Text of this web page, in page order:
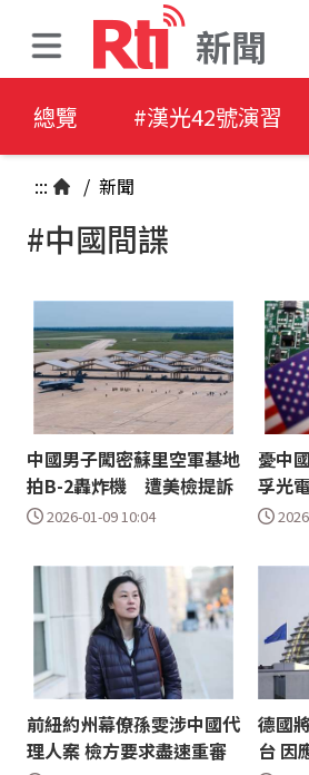
新聞
總覽 #漢光42號演習
::: / 新聞
#中國間諜
中國男子闖密蘇里空軍基地
拍B-2轟炸機 遭美檢提訴
2026-01-09 10:04
憂中
孚光
前紐約州幕僚孫雯涉中國代
理人案 檢方要求盡速重審
德國
台 因